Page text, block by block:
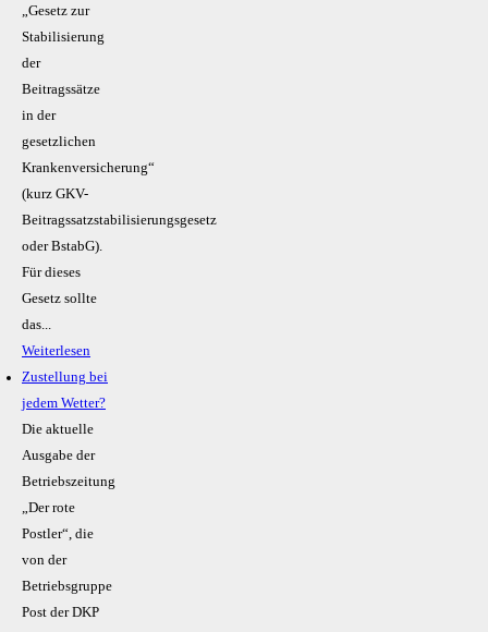
„Gesetz zur
Stabilisierung
der
Beitragssätze
in der
gesetzlichen
Krankenversicherung“
(kurz GKV-
Beitragssatzstabilisierungsgesetz
oder BstabG).
Für dieses
Gesetz sollte
das...
Weiterlesen
Zustellung bei
jedem Wetter?
Die aktuelle
Ausgabe der
Betriebszeitung
„Der rote
Postler“, die
von der
Betriebsgruppe
Post der DKP